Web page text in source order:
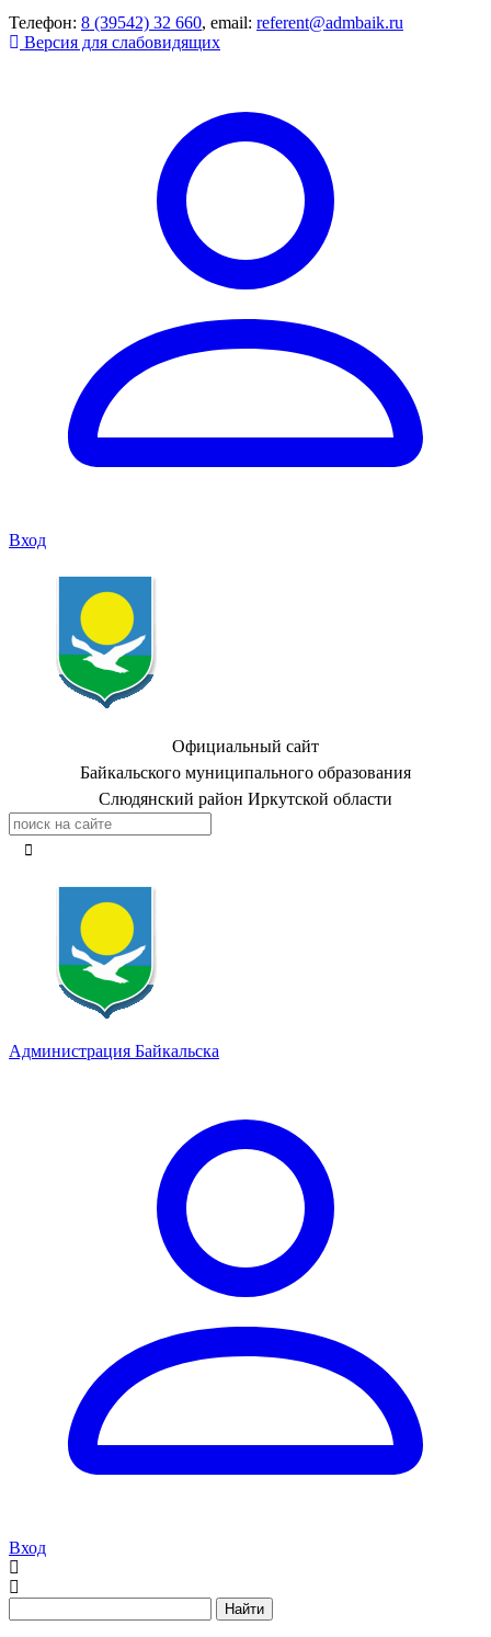
Телефон: 8 (39542) 32 660, email: referent@admbaik.ru
Версия для слабовидящих
Вход
Официальный сайт
Байкальского муниципального образования
Слюдянский район Иркутской области
Администрация Байкальска
Вход
Найти